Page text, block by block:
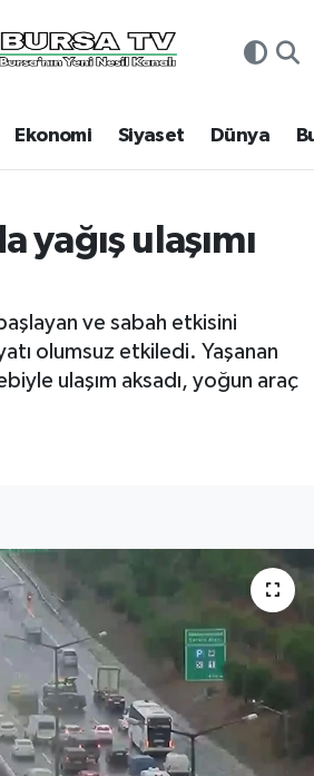
Ekonomi Siyaset Dünya
yağış ulaşımı
ve sabah etkisini
olumsuz etkiledi. Yaşanan
ulaşım aksadı, yoğun araç
Durumu ve Fikstür